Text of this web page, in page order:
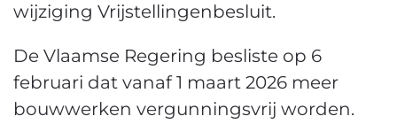
wijziging Vrijstellingenbesluit.
De Vlaamse Regering besliste op 6
februari dat vanaf 1 maart 2026 meer
bouwwerken vergunningsvrij worden.